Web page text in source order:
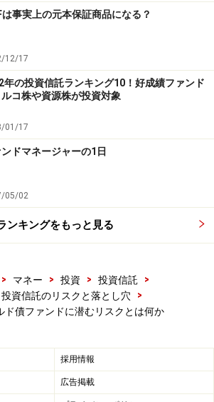
るようなタイミングで上昇すること
かし、ハイ・イールド債は、世界的
る時には必ず一緒に下落してしまい
って、株式や商品市場など多くの投
下落して投資家がリスク投資に消極
でパフォーマンスは悪化します。投
姿勢がハイ・イールド債の価格に影
とです。
におけるハイ・イールド債ファンド
すぎない
因は多岐にわたり複雑です。市場金利
タイミングでも、その要因によってハ
ートフォリオに組み入れることによ
発揮されることもありますが、値動
くく投資判断が難しいことを考慮す
は事実上の元本保証商品になる？
12/17
年の投資信託ランキング10！好成績ファンド
コ株や資源株が投資対象
01/17
ドマネージャーの1日
05/02
ンキングをもっと見る
> マネー > 投資 > 投資信託
>
資信託のリスクと落とし穴
>
ド債ファンドに潜むリスクとは何か
採用情報
広告掲載